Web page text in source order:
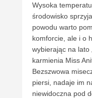
Wysoka
środowisko
powodu warto
komforcie, ale i o
wybierając na lato
karmienia Miss
Bezszwowa
piersi, nadaje im
niewidoczna pod